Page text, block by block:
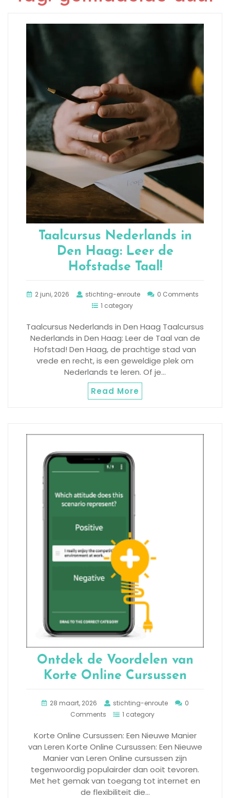
Taalcursus Nederlands in
Den Haag: Leer de
Hofstadse Taal!
2 juni, 2026 stichting-enroute
0 Comments
1 category
Taalcursus Nederlands in Den Haag Taalcursus
Nederlands in Den Haag: Leer de Taal van de
Hofstad! Den Haag, de prachtige stad van
vrede en recht, is een geweldige plek om
Nederlands te leren. Of je…
Read More
Ontdek de Voordelen van
Korte Online Cursussen
28 maart, 2026 stichting-enroute
0
Comments
1 category
Korte Online Cursussen: Een Nieuwe Manier
van Leren Korte Online Cursussen: Een Nieuwe
Manier van Leren Online cursussen zijn
tegenwoordig populairder dan ooit tevoren.
Met het gemak van toegang tot internet en
de flexibiliteit die…